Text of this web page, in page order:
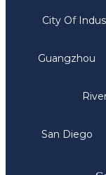
City Of
Guangzhou
San Diego